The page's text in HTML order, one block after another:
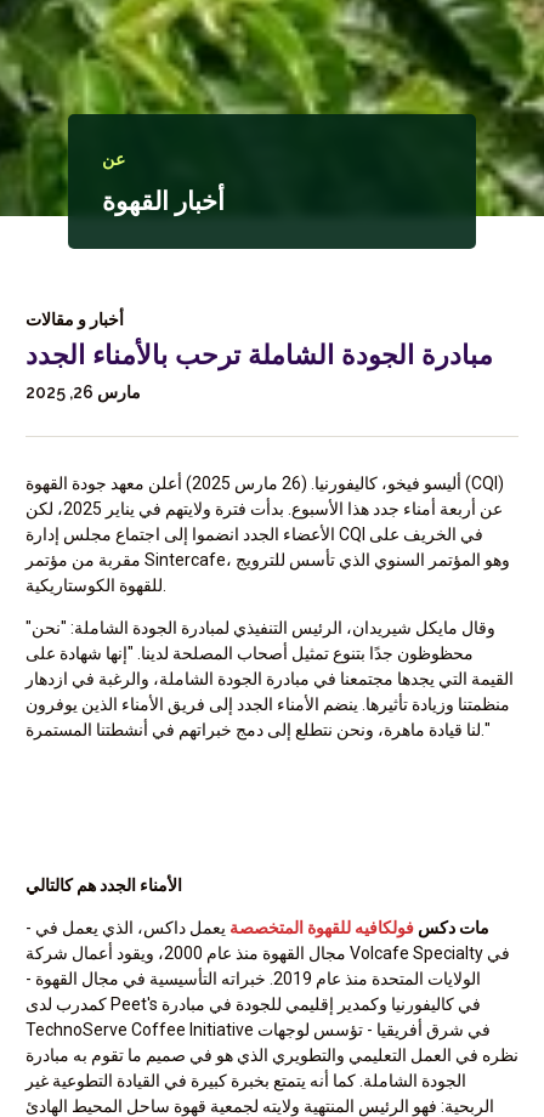
عن
أخبار القهوة
أخبار و مقالات
مبادرة الجودة الشاملة ترحب بالأمناء الجدد
مارس 26, 2025
أليسو فيخو، كاليفورنيا. (26 مارس 2025) أعلن معهد جودة القهوة (CQI)
عن أربعة أمناء جدد هذا الأسبوع. بدأت فترة ولايتهم في يناير 2025، لكن
الأعضاء الجدد انضموا إلى اجتماع مجلس إدارة CQI في الخريف على
مقربة من مؤتمر Sintercafe، وهو المؤتمر السنوي الذي تأسس للترويج
"وقال مايكل شيريدان، الرئيس التنفيذي لمبادرة الجودة الشاملة: "نحن
محظوظون جدًا بتنوع تمثيل أصحاب المصلحة لدينا. "إنها شهادة على
القيمة التي يجدها مجتمعنا في مبادرة الجودة الشاملة، والرغبة في ازدهار
منظمتنا وزيادة تأثيرها. ينضم الأمناء الجدد إلى فريق الأمناء الذين يوفرون
لنا قيادة ماهرة، ونحن نتطلع إلى دمج خبراتهم في أنشطتنا المستمرة."
الأمناء الجدد هم كالتالي
- مات دكس فولكافيه للقهوة المتخصصة يعمل داكس، الذي يعمل في
مجال القهوة منذ عام 2000، ويقود أعمال شركة Volcafe Specialty في
الولايات المتحدة منذ عام 2019. خبراته التأسيسية في مجال القهوة -
كمدرب لدى Peet's في كاليفورنيا وكمدير إقليمي للجودة في مبادرة
TechnoServe Coffee Initiative في شرق أفريقيا - تؤسس لوجهات
نظره في العمل التعليمي والتطويري الذي هو في صميم ما تقوم به مبادرة
الجودة الشاملة. كما أنه يتمتع بخبرة كبيرة في القيادة التطوعية غير
الربحية: فهو الرئيس المنتهية ولايته لجمعية قهوة ساحل المحيط الهادئ